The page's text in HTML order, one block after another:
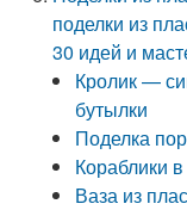
поделки из
30 идей и
Кролик —
бутылки
Поделка
Кораблики
Ваза из